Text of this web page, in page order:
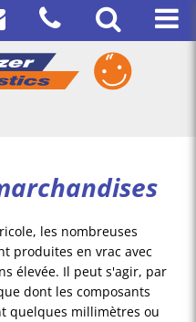
les nombreuses
produites en vrac avec
élevée. Il peut s'agir, par
dont les composants
quelques millimètres ou